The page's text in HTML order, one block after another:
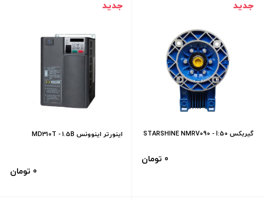
جدید
گیربکس STARSHINE NMRV090 - I:50
0 تومان
جدید
اینورتر اینوونس MD310T - 1.5B
0 تومان